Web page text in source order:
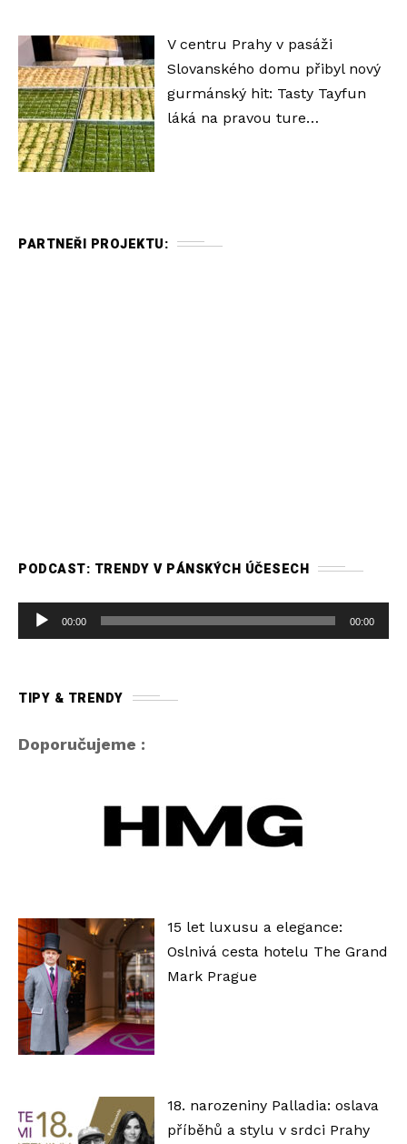
V centru Prahy v pasáži
Slovanského domu přibyl nový
gurmánský hit: Tasty Tayfun
láká na pravou ture…
PARTNEŘI PROJEKTU:
PODCAST: TRENDY V PÁNSKÝCH ÚČESECH
u
p
č
00:00 00:00
TIPY & TRENDY
Doporučujeme :
15 let luxusu a elegance:
Oslnivá cesta hotelu The Grand
Mark Prague
18. narozeniny Palladia: oslava
příběhů a stylu v srdci Prahy